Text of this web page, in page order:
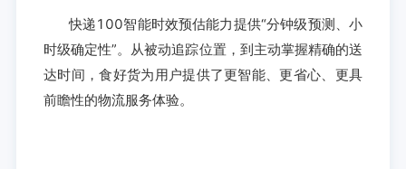
快递100智能时效预估能力提供“分钟级预测、小
时级确定性”。从被动追踪位置，到主动掌握精确的送
达时间，食好货为用户提供了更智能、更省心、更具
前瞻性的物流服务体验。